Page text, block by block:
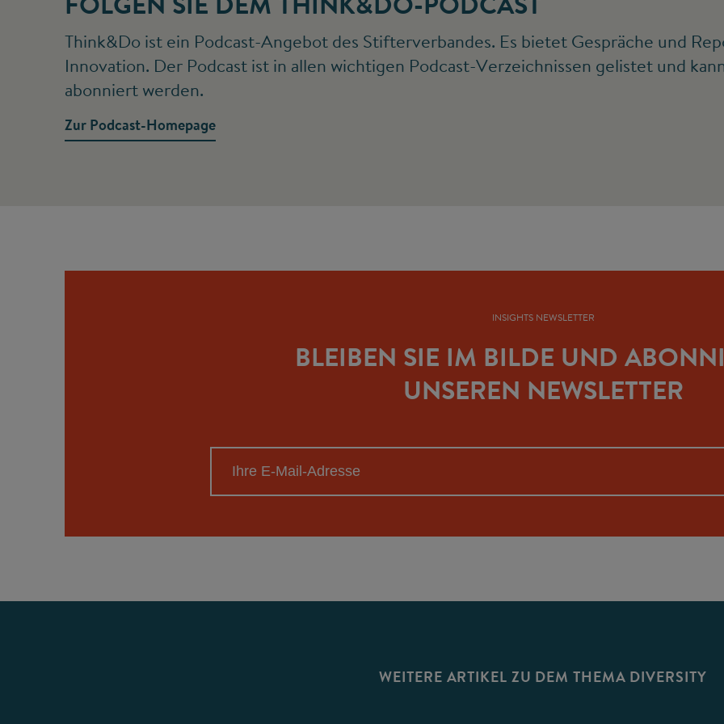
Think&Do ist ein Podcast-Angebot des Stifterverbandes. Es bietet Gespräche und
Innovation. Der Podcast ist in allen wichtigen Podcast-Verzeichnissen gelistet und
abonniert werden.
Zur Podcast-Homepage
INSIGHTS NEWSLETTER
BLEIBEN SIE IM BILDE UND
UNSEREN NEWSLETTER
WEITERE ARTIKEL ZU DEM THEMA DIVERSITY